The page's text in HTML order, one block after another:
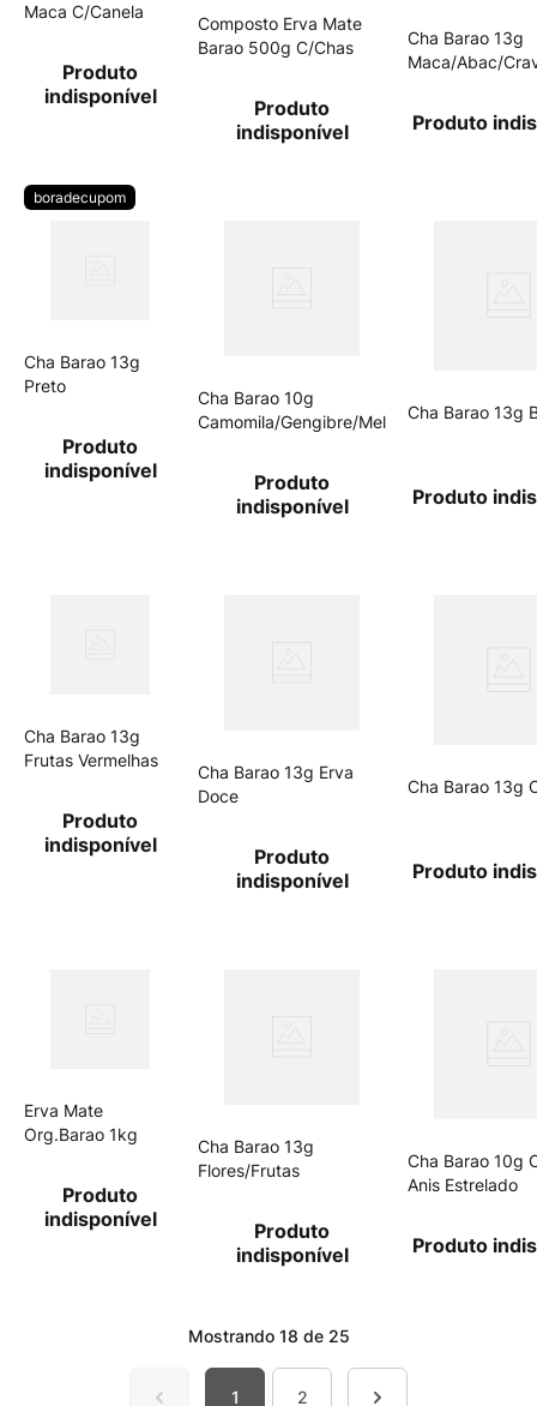
Maca C/Canela
Produto
indisponível
Composto Erva Mate
Barao 500g C/Chas
Produto
indisponível
Cha Barao 13g
Maca/Abac/
Produto
boradecupom
Cha Barao 13g
Preto
Produto
indisponível
Cha Barao 10g
Camomila/Gengibre/Mel
Produto
indisponível
Cha Barao 13g
Produto
Cha Barao 13g
Frutas Vermelhas
Produto
indisponível
Cha Barao 13g Erva
Doce
Produto
indisponível
Cha Barao 13g
Produto
Erva Mate
Org.Barao 1kg
Produto
indisponível
Cha Barao 13g
Flores/Frutas
Produto
indisponível
Cha Barao 10g
Anis Estrelado
Produto
Mostrando 18 de 25
1 2